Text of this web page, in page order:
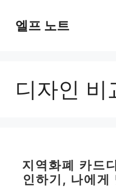
엘프 노트
디자인 비
지역화폐 카드
인하기, 나에게